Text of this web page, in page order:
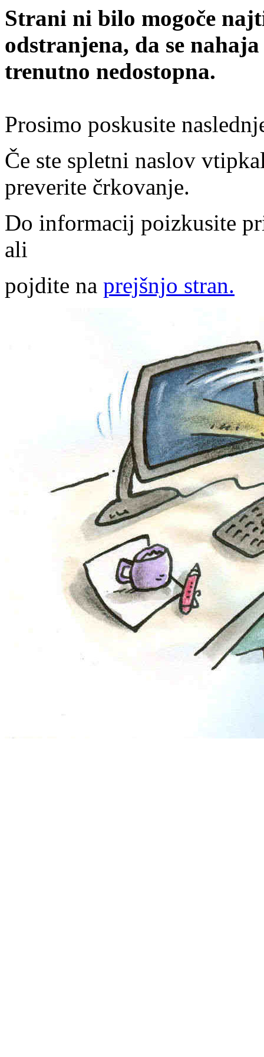
Strani ni bilo mogoče
odstranjena, da se
trenutno nedostopna.
Prosimo poskusite
Če ste spletni naslov
preverite črkovanje.
Do informacij poizkusite
ali
pojdite na prejšnjo stran.